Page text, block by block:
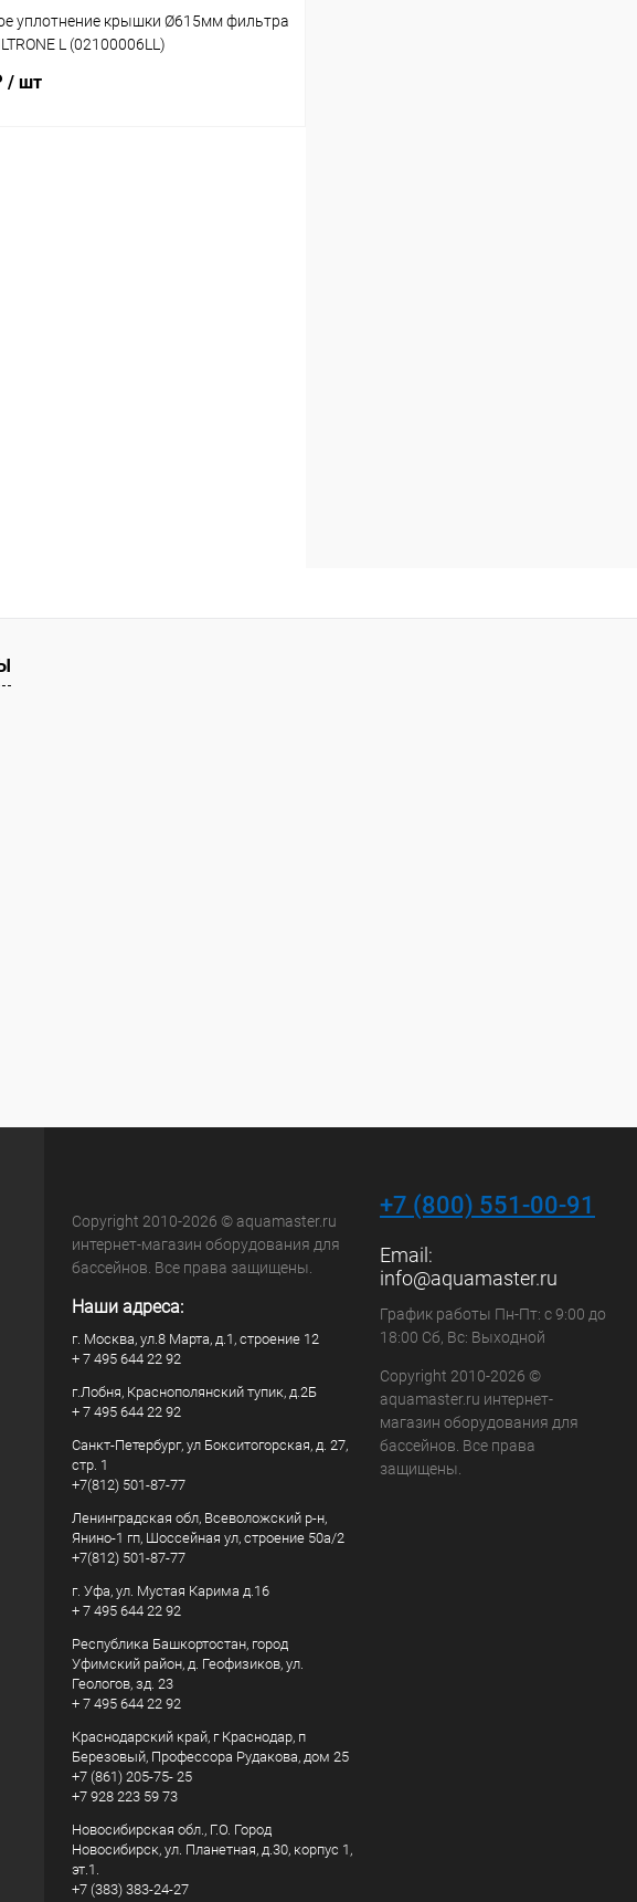
уплотнение крышки Ø615мм фильтра
L (02100006LL)
/ шт
Copyright 2010-2026 © aquamaster.ru
интернет-магазин оборудования для
бассейнов. Все права защищены.
Наши адреса:
г. Москва, ул.8 Марта, д.1, строение 12
+ 7 495 644 22 92
г.Лобня, Краснополянский тупик, д.2Б
+ 7 495 644 22 92
Санкт-Петербург, ул Бокситогорская, д. 27,
стр. 1
+7(812) 501-87-77
Ленинградская обл, Всеволожский р-н,
Янино-1 гп, Шоссейная ул, строение 50а/2
+7(812) 501-87-77
г. Уфа, ул. Мустая Карима д.16
+ 7 495 644 22 92
Республика Башкортостан, город
Уфимский район, д. Геофизиков, ул.
Геологов, зд. 23
+ 7 495 644 22 92
Краснодарский край, г Краснодар, п
Березовый, Профессора Рудакова, дом 25
+7 (861) 205-75- 25
+7 928 223 59 73
Новосибирская обл., Г.О. Город
Новосибирск, ул. Планетная, д.30, корпус 1,
эт.1.
+7 (383) 383-24-27
+7 (800) 551-00-91
Email:
info@aquamaster.ru
График работы Пн-Пт: с 9:00 до
18:00 Сб, Вс: Выходной
Copyright 2010-2026 ©
aquamaster.ru интернет-
магазин оборудования для
бассейнов. Все права
защищены.